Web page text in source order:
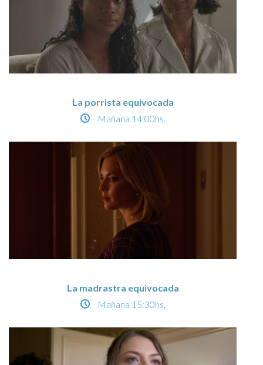
La porrista equivocada
Mañana 14:00hs.
La madrastra equivocada
Mañana 15:30hs.